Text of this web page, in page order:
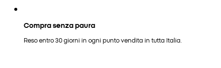
Compra senza paura
Reso entro 30 giorni in ogni punto vendita in tutta Italia.